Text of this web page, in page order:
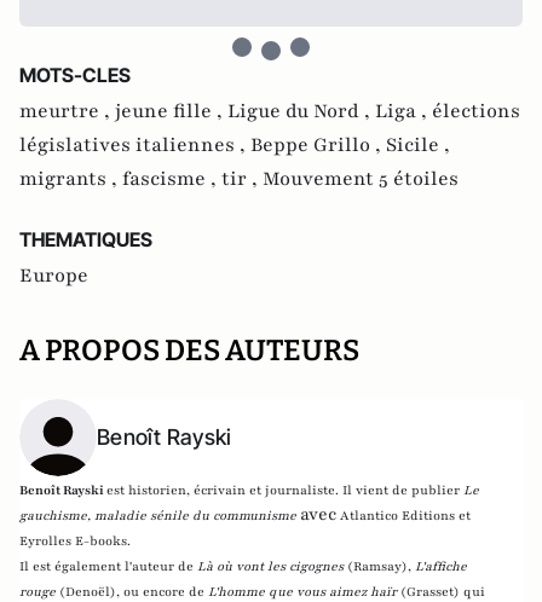
MOTS-CLES
meurtre , jeune fille , Ligue du Nord , Liga , élections
législatives italiennes , Beppe Grillo , Sicile ,
migrants , fascisme , tir , Mouvement 5 étoiles
THEMATIQUES
Europe
A PROPOS DES AUTEURS
Benoît Rayski
Benoît Rayskiest historien, écrivain et journaliste. Il vient de publier Le
gauchisme, maladie sénile du communisme avec Atlantico Editions et
Eyrolles E-books.
Il est également l'auteur de Là où vont les cigognes (Ramsay), L'affiche
rouge (Denoël), ou encore de L'homme que vous aimez haïr (Grasset) qui